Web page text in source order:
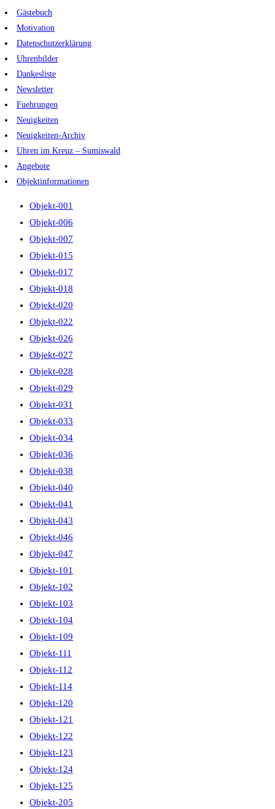
Zum
Inhalt
springen
Gästebuch
Motivation
Datenschutzerklärung
Uhrenbilder
Dankesliste
Newsletter
Fuehrungen
Neuigkeiten
Neuigkeiten-Archiv
Uhren im Kreuz – Sumiswald
Angebote
Objektinformationen
Objekt-001
Objekt-006
Objekt-007
Objekt-015
Objekt-017
Objekt-018
Objekt-020
Objekt-022
Objekt-026
Objekt-027
Objekt-028
Objekt-029
Objekt-031
Objekt-033
Objekt-034
Objekt-036
Objekt-038
Objekt-040
Objekt-041
Objekt-043
Objekt-046
Objekt-047
Objekt-101
Objekt-102
Objekt-103
Objekt-104
Objekt-109
Objekt-111
Objekt-112
Objekt-114
Objekt-120
Objekt-121
Objekt-122
Objekt-123
Objekt-124
Objekt-125
Objekt-205